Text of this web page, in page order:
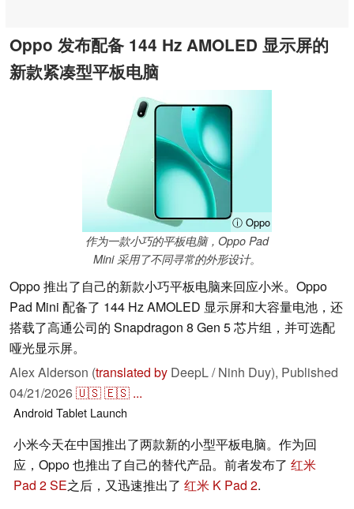
Oppo 发布配备 144 Hz AMOLED 显示屏的
新款紧凑型平板电脑
ⓘ Oppo
作为一款小巧的平板电脑，Oppo Pad
Mini 采用了不同寻常的外形设计。
Oppo 推出了自己的新款小巧平板电脑来回应小米。Oppo
Pad Mini 配备了 144 Hz AMOLED 显示屏和大容量电池，还
搭载了高通公司的 Snapdragon 8 Gen 5 芯片组，并可选配
哑光显示屏。
Alex Alderson (translated by DeepL / Ninh Duy), Published
04/21/2026🇺🇸🇪🇸 ...
AndroidTablet Launch
小米今天在中国推出了两款新的小型平板电脑。作为回
应，Oppo 也推出了自己的替代产品。前者发布了 红米
Pad 2 SE之后，又迅速推出了 红米 K Pad 2.